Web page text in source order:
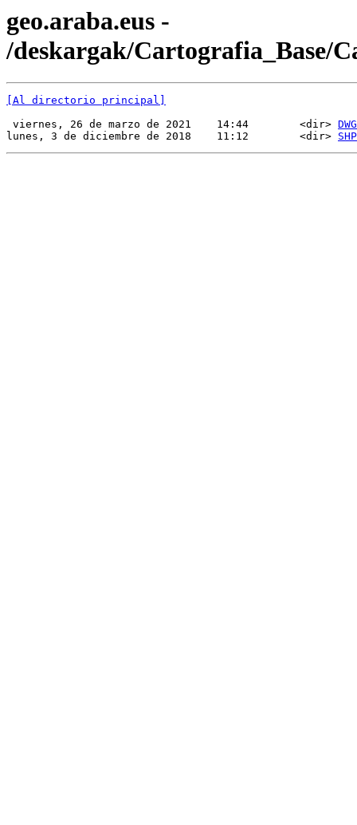
geo.araba.eus -
/deskargak/Cartografia_Base/
[Al directorio principal]
viernes, 26 de marzo de 2021    14:44        <dir>
lunes, 3 de diciembre de 2018    11:12        <dir> SHP